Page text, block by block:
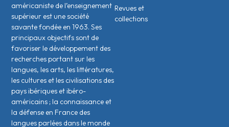
Revues et
collections
américaniste de l’enseignement
supérieur est une société
savante fondée en 1963. Ses
principaux objectifs sont de
favoriser le développement des
recherches portant sur les
langues, les arts, les littératures,
les cultures et les civilisations des
pays ibériques et ibéro-
américains ; la connaissance et
la défense en France des
langues parlées dans le monde